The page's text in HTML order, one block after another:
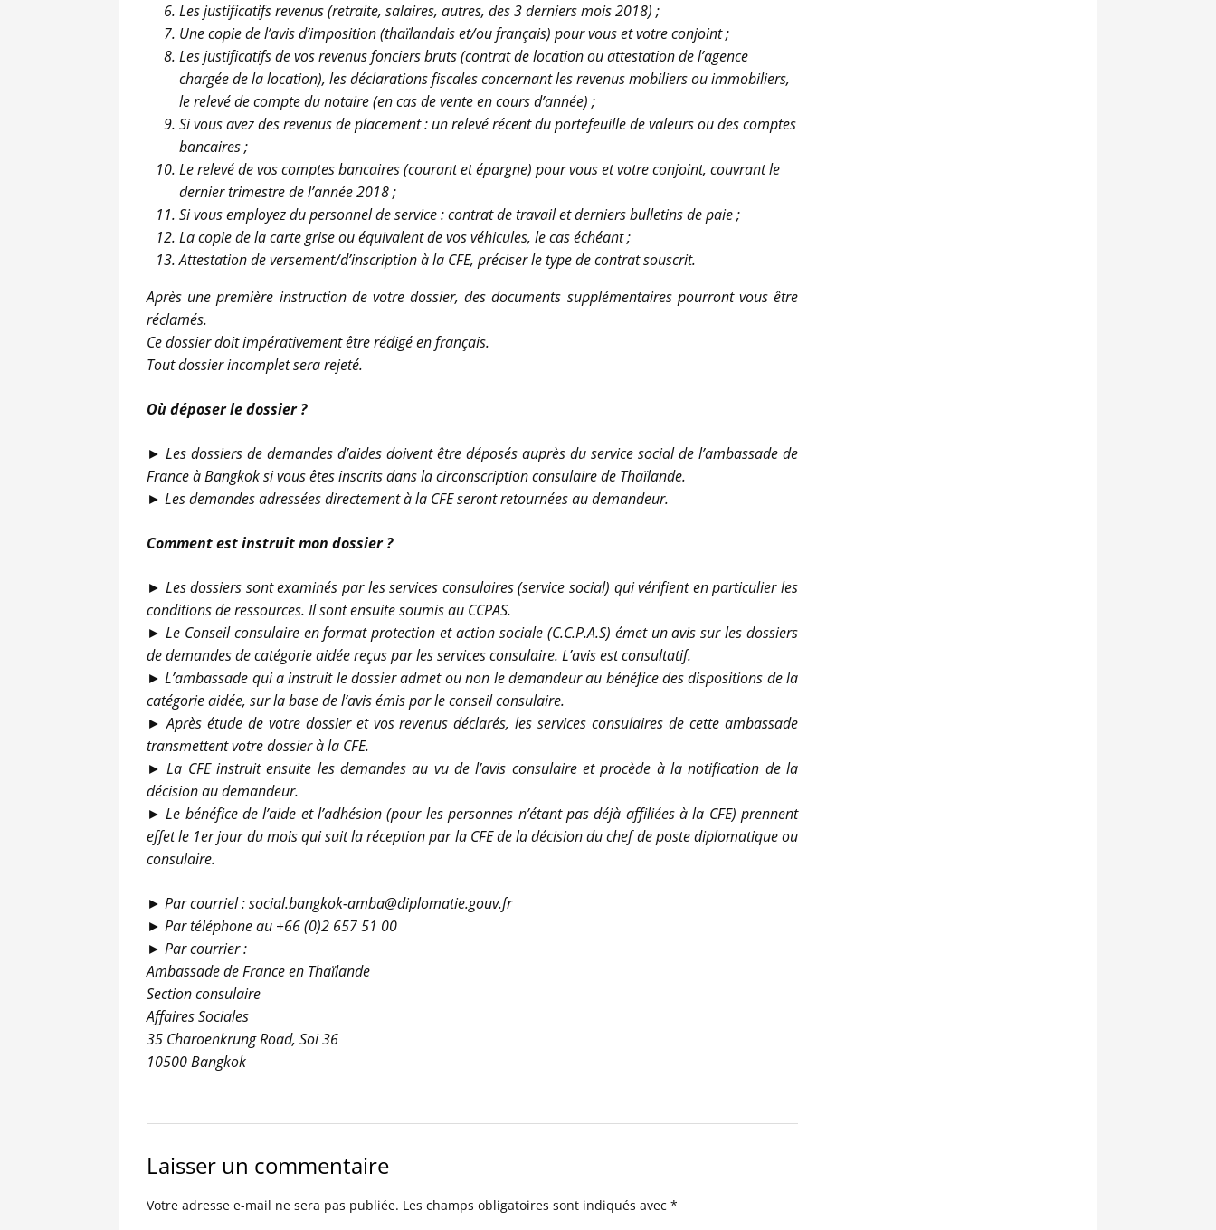
Les justificatifs revenus (retraite, salaires, autres, des 3 derniers mois 2018) ;
Une copie de l’avis d’imposition (thaïlandais et/ou français) pour vous et votre conjoint ;
Les justificatifs de vos revenus fonciers bruts (contrat de location ou attestation de l’agence
chargée de la location), les déclarations fiscales concernant les revenus mobiliers ou immobiliers,
le relevé de compte du notaire (en cas de vente en cours d’année) ;
Si vous avez des revenus de placement : un relevé récent du portefeuille de valeurs ou des comptes
bancaires ;
Le relevé de vos comptes bancaires (courant et épargne) pour vous et votre conjoint, couvrant le
dernier trimestre de l’année 2018 ;
Si vous employez du personnel de service : contrat de travail et derniers bulletins de paie ;
La copie de la carte grise ou équivalent de vos véhicules, le cas échéant ;
Attestation de versement/d’inscription à la CFE, préciser le type de contrat souscrit.
Après une première instruction de votre dossier, des documents supplémentaires pourront vous être
réclamés.
Ce dossier doit impérativement être rédigé en français.
Tout dossier incomplet sera rejeté.
Où déposer le dossier ?
► Les dossiers de demandes d’aides doivent être déposés auprès du service social de l’ambassade de
France à Bangkok si vous êtes inscrits dans la circonscription consulaire de Thaïlande.
► Les demandes adressées directement à la CFE seront retournées au demandeur.
Comment est instruit mon dossier ?
► Les dossiers sont examinés par les services consulaires (service social) qui vérifient en particulier les
conditions de ressources. Il sont ensuite soumis au CCPAS.
► Le Conseil consulaire en format protection et action sociale (C.C.P.A.S) émet un avis sur les dossiers
de demandes de catégorie aidée reçus par les services consulaire. L’avis est consultatif.
► L’ambassade qui a instruit le dossier admet ou non le demandeur au bénéfice des dispositions de la
catégorie aidée, sur la base de l’avis émis par le conseil consulaire.
► Après étude de votre dossier et vos revenus déclarés, les services consulaires de cette ambassade
transmettent votre dossier à la CFE.
► La CFE instruit ensuite les demandes au vu de l’avis consulaire et procède à la notification de la
décision au demandeur.
► Le bénéfice de l’aide et l’adhésion (pour les personnes n’étant pas déjà affiliées à la CFE) prennent
effet le 1er jour du mois qui suit la réception par la CFE de la décision du chef de poste diplomatique ou
consulaire.
► Par courriel : social.bangkok-amba@diplomatie.gouv.fr
► Par téléphone au +66 (0)2 657 51 00
► Par courrier :
Ambassade de France en Thaïlande
Section consulaire
Affaires Sociales
35 Charoenkrung Road, Soi 36
10500 Bangkok
Laisser un commentaire
Votre adresse e-mail ne sera pas publiée. Les champs obligatoires sont indiqués avec *